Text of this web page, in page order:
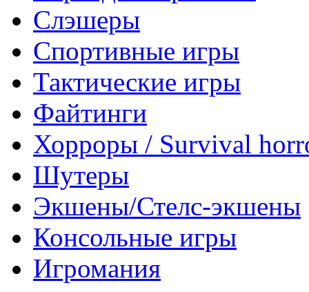
Слэшеры
Спортивные игры
Тактические игры
Файтинги
Хорроры / Survival
Шутеры
Экшены/Стелс-экшены
Консольные игры
Игромания